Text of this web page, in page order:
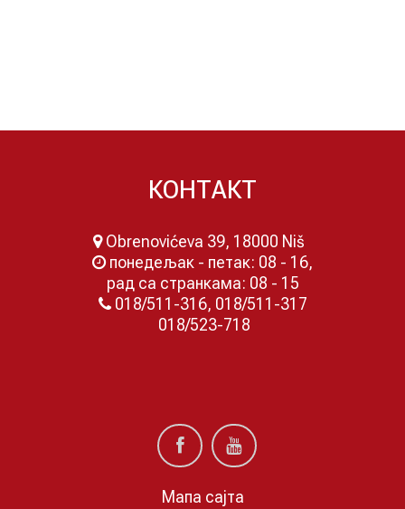
КОНТАКТ
Obrenovićeva 39, 18000 Niš
понедељак - петак: 08 - 16,
рад са странкама: 08 - 15
018/511-316, 018/511-317
018/523-718
Мапа сајта